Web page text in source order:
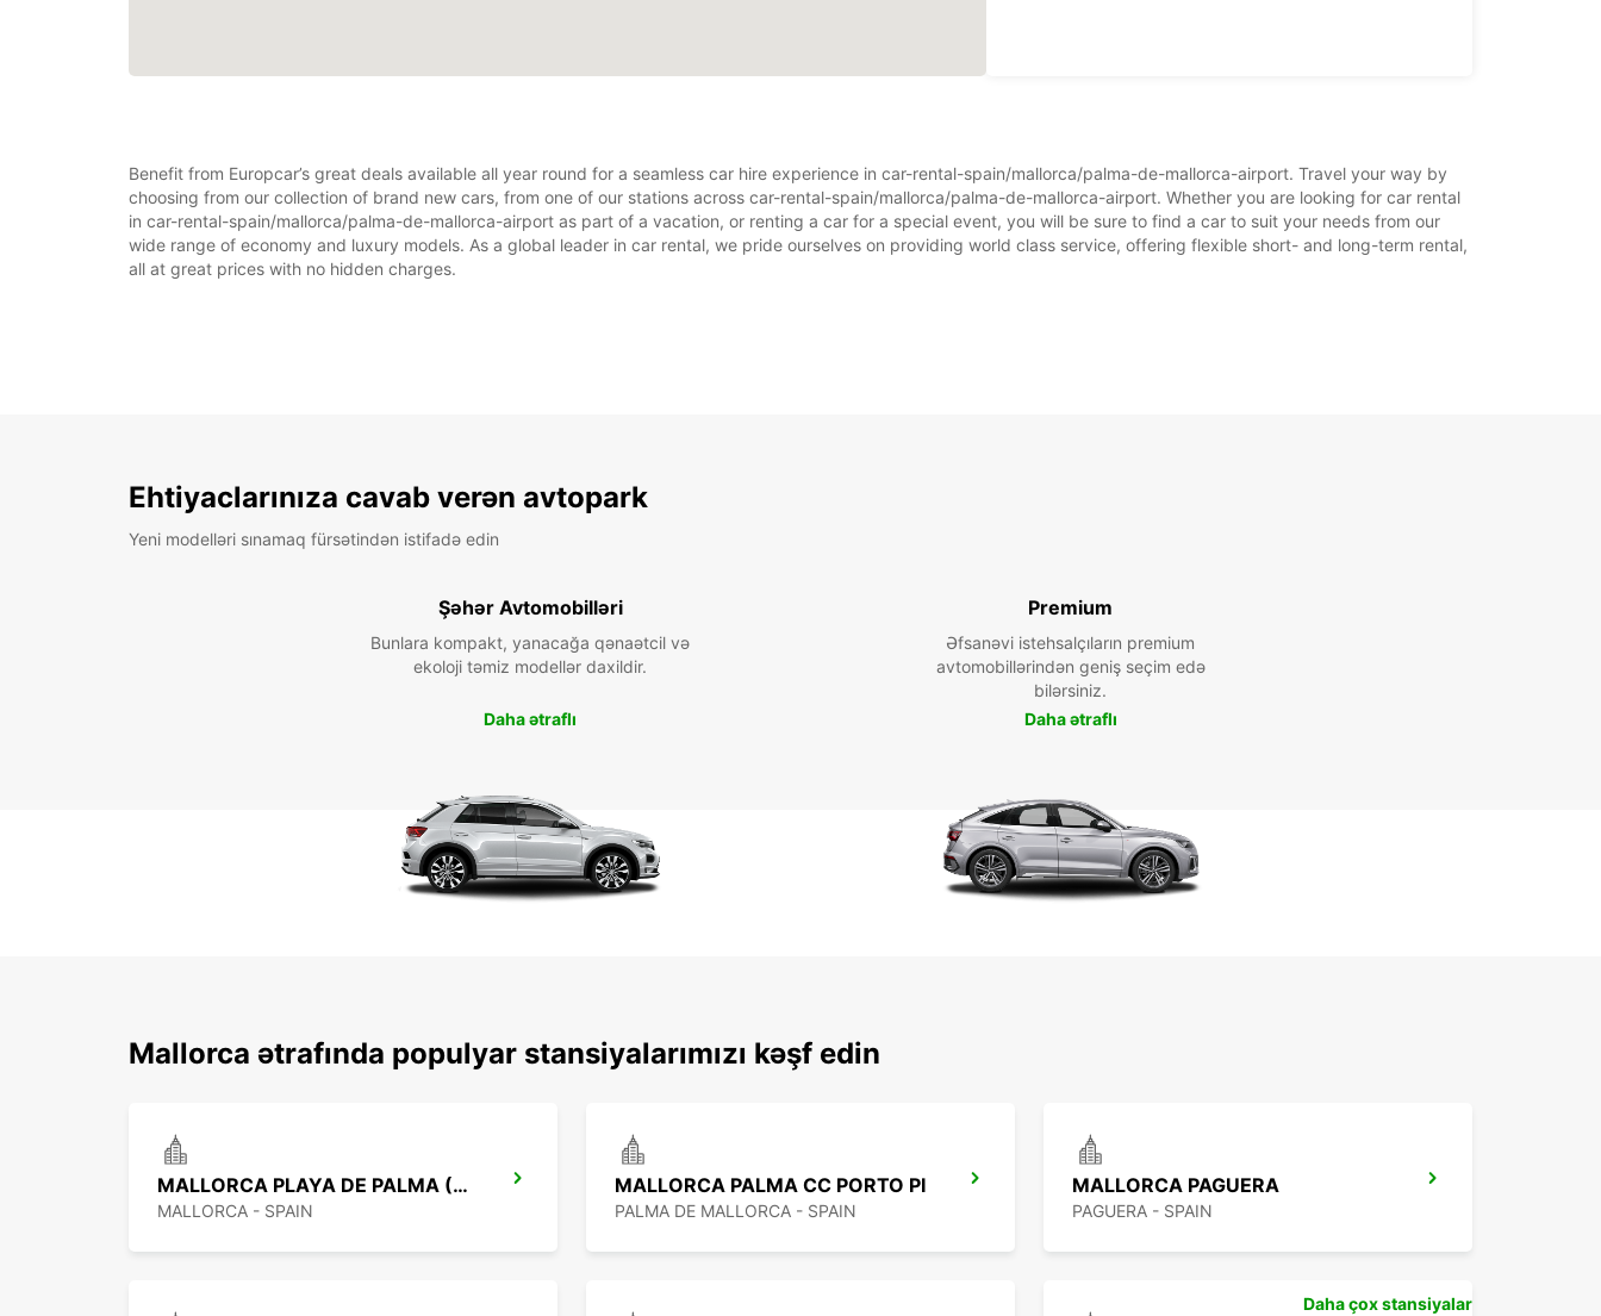
Benefit from Europcar’s great deals available all year round for a seamless car hire experience in car-rental-spain/mallorca/palma-de-mallorca-airport. Travel your way by
choosing from our collection of brand new cars, from one of our stations across car-rental-spain/mallorca/palma-de-mallorca-airport. Whether you are looking for car rental
in car-rental-spain/mallorca/palma-de-mallorca-airport as part of a vacation, or renting a car for a special event, you will be sure to find a car to suit your needs from our
wide range of economy and luxury models. As a global leader in car rental, we pride ourselves on providing world class service, offering flexible short- and long-term rental,
all at great prices with no hidden charges.
Ehtiyaclarınıza cavab verən avtopark
Yeni modelləri sınamaq fürsətindən istifadə edin
Şəhər Avtomobilləri
Bunlara kompakt, yanacağa qənaətcil və
ekoloji təmiz modellər daxildir.
Daha ətraflı
Premium
Əfsanəvi istehsalçıların premium
avtomobillərindən geniş seçim edə
bilərsiniz.
Daha ətraflı
Mallorca ətrafında populyar stansiyalarımızı kəşf edin
MALLORCA PLAYA DE PALMA (ARENAL)
MALLORCA - SPAIN
MALLORCA PALMA CC PORTO PI
PALMA DE MALLORCA - SPAIN
MALLORCA PAGUERA
PAGUERA - SPAIN
Daha çox stansiyalar